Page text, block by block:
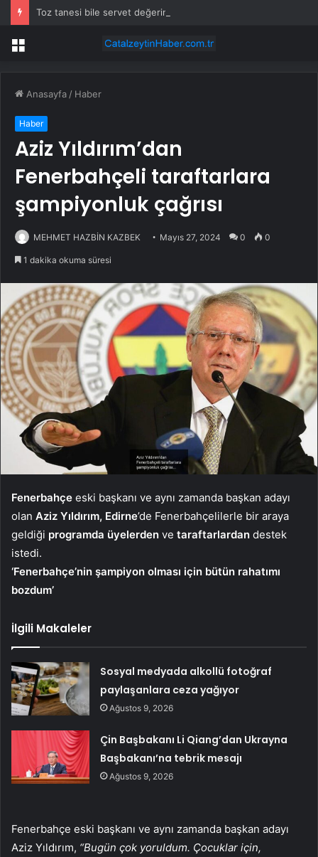
Menü
Anasayfa / Haber
Haber
Aziz Yıldırım’dan
Fenerbahçeli taraftarlara
şampiyonluk çağrısı
MEHMET HAZBİN KAZBEK Mayıs 27, 2024 0 0
1 dakika okuma süresi
Fenerbahçe eski başkanı ve aynı zamanda başkan adayı
olan Aziz Yıldırım, Edirne’de Fenerbahçelilerle bir araya
geldiği programda üyelerden ve taraftarlardan destek
istedi.
‘Fenerbahçe’nin şampiyon olması için bütün rahatımı
bozdum’
İlgili Makaleler
Sosyal medyada alkollü fotoğraf
paylaşanlara ceza yağıyor
Ağustos 9, 2026
Çin Başbakanı Li Qiang’dan Ukrayna
Başbakanı’na tebrik mesajı
Ağustos 9, 2026
Fenerbahçe eski başkanı ve aynı zamanda başkan adayı
Aziz Yıldırım, “Bugün çok yoruldum. Çocuklar için,